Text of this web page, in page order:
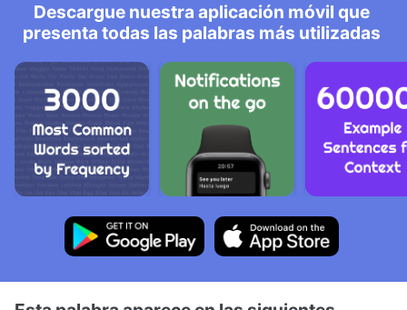
Descargue nuestra aplicación móvil que
presenta todas las palabras más utilizadas